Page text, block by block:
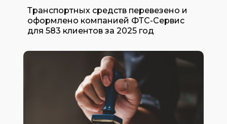
Транспортных средств перевезено и
оформлено компанией ФТС-Сервис
для 583 клиентов за 2025 год